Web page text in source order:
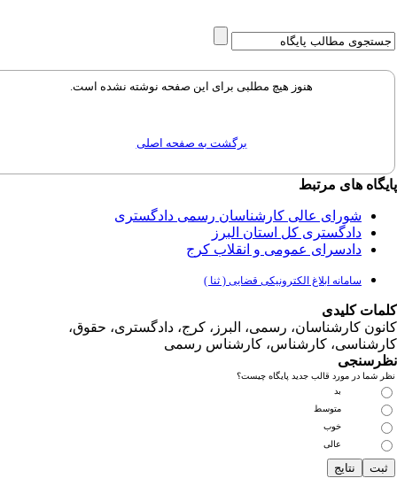
هنوز هیچ مطلبی برای این صفحه نوشته نشده است.
برگشت به صفحه اصلی
های مرتبط
شورای عالی کارشناسان رسمی دادگستری
دادگستری کل استان البرز
دادسرای عمومی و انقلاب کرج
سامانه ابلاغ الکترونیکی قضایی ( ثنا )
کلیدی
کارشناسان، رسمی، البرز، کرج، دادگستری، حقوق،
کارشناس، کارشناس رسمی
شما در مورد قالب جدید پایگاه چیست؟
متوسط
خوب
عالی